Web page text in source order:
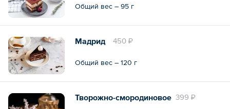
Общий вес – 95 г
450 ₽
Мадрид
Общий вес – 120 г
399 ₽
Творожно-смородиновое